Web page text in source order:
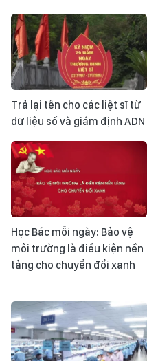
Trả lại tên cho các liệt sĩ từ
dữ liệu số và giám định ADN
Học Bác mỗi ngày: Bảo vệ
môi trường là điều kiện nền
tảng cho chuyển đổi xanh